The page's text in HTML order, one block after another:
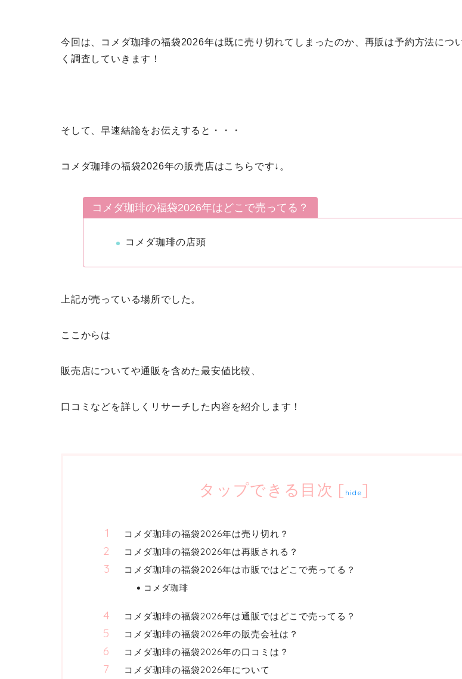
今回は、コメダ珈琲の福袋2026年は既に売り切れてしまったのか、再販は予約方法につ
く調査していきます！
そして、早速結論をお伝えすると・・・
コメダ珈琲の福袋2026年の販売店はこちらです↓。
コメダ珈琲の福袋2026年はどこで売ってる？
コメダ珈琲の店頭
上記が売っている場所でした。
ここからは
販売店についてや通販を含めた最安値比較、
口コミなどを詳しくリサーチした内容を紹介します！
タップできる目次 [ hide]
コメダ珈琲の福袋2026年は売り切れ？
コメダ珈琲の福袋2026年は再販される？
コメダ珈琲の福袋2026年は市販ではどこで売ってる？
コメダ珈琲
コメダ珈琲の福袋2026年は通販ではどこで売ってる？
コメダ珈琲の福袋2026年の販売会社は？
コメダ珈琲の福袋2026年の口コミは？
コメダ珈琲の福袋2026年について